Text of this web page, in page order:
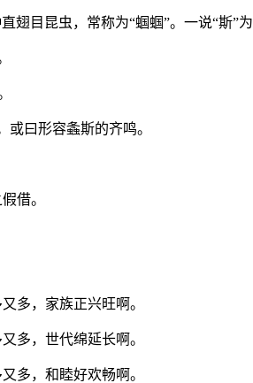
翅目昆虫，常称为“蝈蝈”。一说“斯”为
或曰形容螽斯的齐鸣。
借。
多，家族正兴旺啊。
多，世代绵延长啊。
多，和睦好欢畅啊。